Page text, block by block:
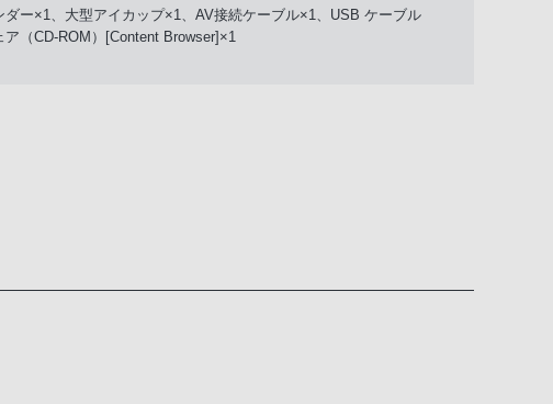
ー×1、大型アイカップ×1、AV接続ケーブル×1、USB ケーブル
（CD-ROM）[Content Browser]×1